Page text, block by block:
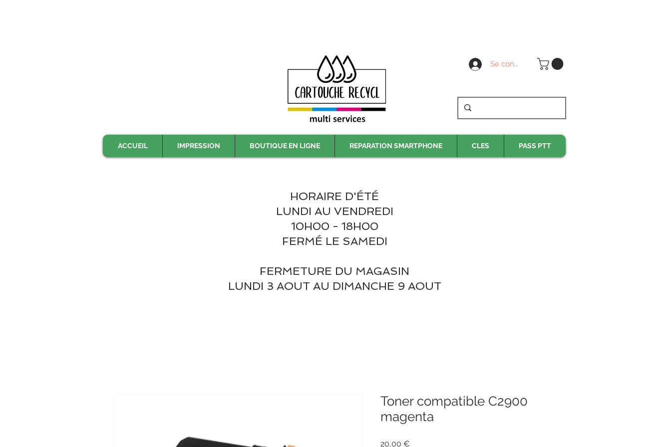
Se connecter
ACCUEIL IMPRESSION BOUTIQUE EN LIGNE REPARATION SMARTPHONE CLES PASS PTT
HORAIRE D'ÉTÉ
LUNDI AU VENDREDI
10H00 - 18H00
FERMÉ LE SAMEDI
FERMETURE DU MAGASIN
LUNDI 3 AOUT AU DIMANCHE 9 AOUT
Toner compatible C2900
magenta
20,00 €